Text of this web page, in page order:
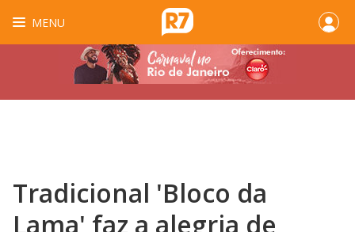
MENU
Tradicional 'Bloco da
Lama' faz a alegria de